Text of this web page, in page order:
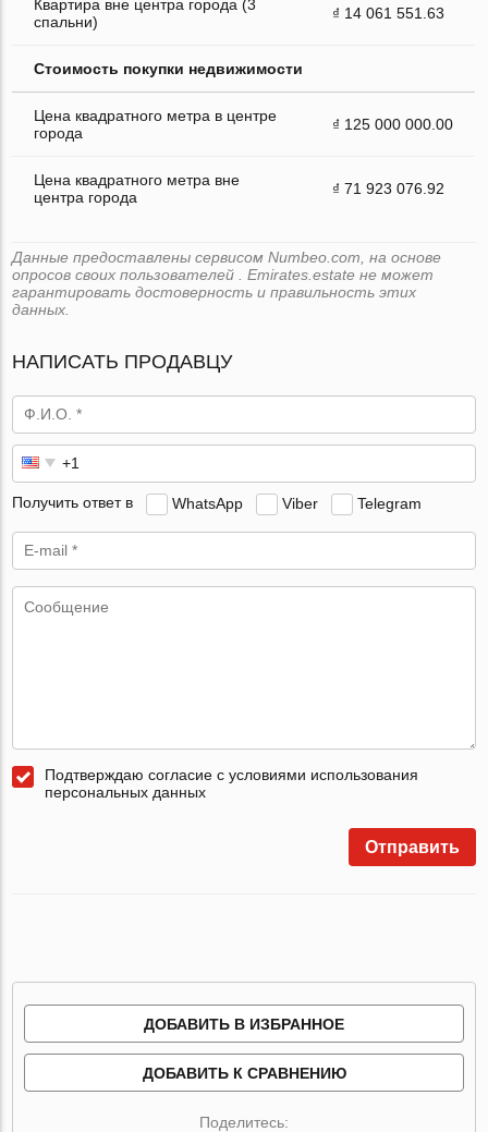
Квартира вне центра города (3
спальни)
₫ 14 061 551.63
Стоимость покупки недвижимости
Цена квадратного метра в центре
города
₫ 125 000 000.00
Цена квадратного метра вне
центра города
₫ 71 923 076.92
Данные предоставлены сервисом Numbeo.com, на основе
опросов своих пользователей . Emirates.estate не может
гарантировать достоверность и правильность этих
данных.
НАПИСАТЬ ПРОДАВЦУ
Получить ответ в WhatsApp Viber Telegram
Подтверждаю согласие с условиями использования
персональных данных
Отправить
ДОБАВИТЬ В ИЗБРАННОЕ
ДОБАВИТЬ К СРАВНЕНИЮ
Поделитесь: